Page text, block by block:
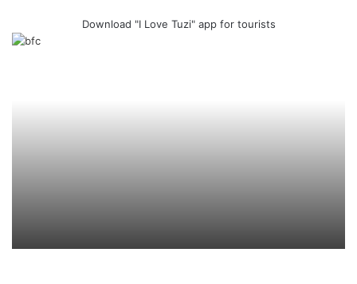
Download "I Love Tuzi" app for tourists